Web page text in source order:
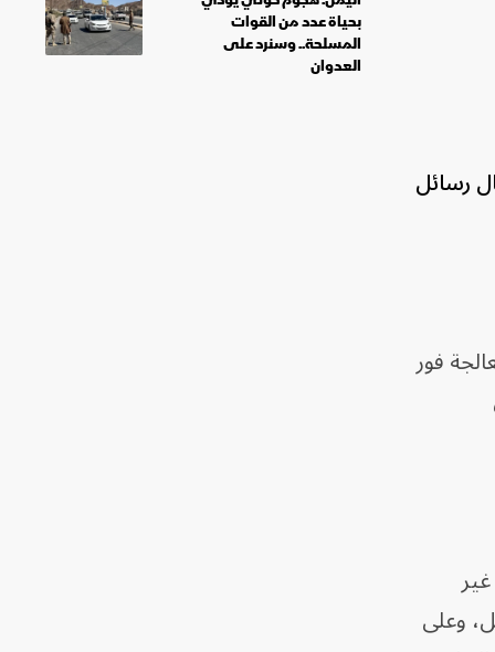
رسائل
فور
وعلى
بحياة عدد من القوات
المسلحة.. وسنرد على
العدوان